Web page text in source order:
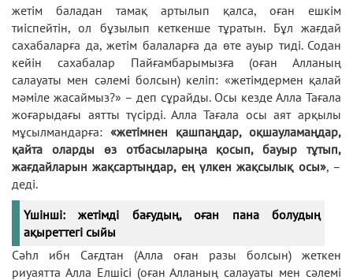
жетім баладан тамақ артылып қалса, оған ешкім
тиіспейтін, ол бұзылып кеткенше тұратын. Бұл жағдай
сахабаларға да, жетім балаларға да өте ауыр тиді. Содан
кейін сахабалар Пайғамбарымызға (оған Алланың
салауаты мен сәлемі болсын) келіп: «жетімдермен қалай
мәміле жасаймыз?» – деп сұрайды. Осы кезде Алла Тағала
жоғарыдағы аятты түсірді. Алла Тағала осы аят арқылы
мұсылмандарға: «жетімнен қашпаңдар, оқшауламаңдар,
қайта оларды өз отбасыларыңа қосып, бауыр тұтып,
жағдайларын жақсартыңдар, ең үлкен жақсылық осы», –
деді.
Үшінші: жетімді бағудың, оған пана болудың
ақыреттегі сыйы
Сәһл ибн Сағдтан (Алла оған разы болсын) жеткен
риуаятта Алла Елшісі (оған Алланың салауаты мен сәлемі